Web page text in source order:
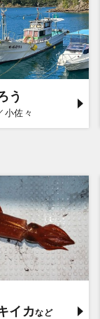
う
小佐々
イカ